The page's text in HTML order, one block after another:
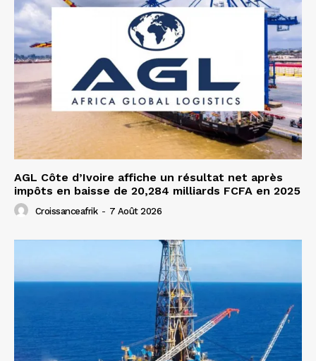
AGL Côte d’Ivoire affiche un résultat net après
impôts en baisse de 20,284 milliards FCFA en 2025
Croissanceafrik - 7 Août 2026